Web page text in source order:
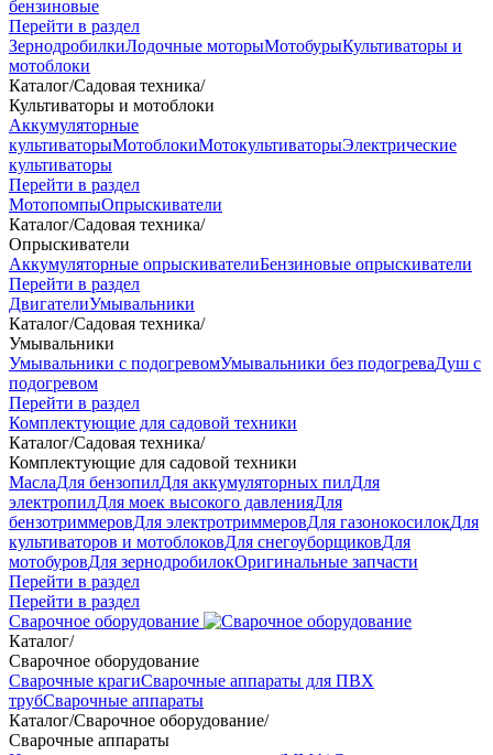
бензиновые
Перейти в раздел
ЗернодробилкиЛодочные моторыМотобурыКультиваторы и
мотоблоки
Каталог/Садовая техника/
Культиваторы и мотоблоки
Аккумуляторные
культиваторыМотоблокиМотокультиваторыЭлектрические
культиваторы
Перейти в раздел
МотопомпыОпрыскиватели
Каталог/Садовая техника/
Опрыскиватели
Аккумуляторные опрыскивателиБензиновые опрыскиватели
Перейти в раздел
ДвигателиУмывальники
Каталог/Садовая техника/
Умывальники
Умывальники с подогревомУмывальники без подогреваДуш с
подогревом
Перейти в раздел
Комплектующие для садовой техники
Каталог/Садовая техника/
Комплектующие для садовой техники
МаслаДля бензопилДля аккумуляторных пилДля
электропилДля моек высокого давленияДля
бензотриммеровДля электротриммеровДля газонокосилокДля
культиваторов и мотоблоковДля снегоуборщиковДля
мотобуровДля зернодробилокОригинальные запчасти
Перейти в раздел
Перейти в раздел
Сварочное оборудование
Каталог/
Сварочное оборудование
Сварочные крагиСварочные аппараты для ПВХ
трубСварочные аппараты
Каталог/Сварочное оборудование/
Сварочные аппараты